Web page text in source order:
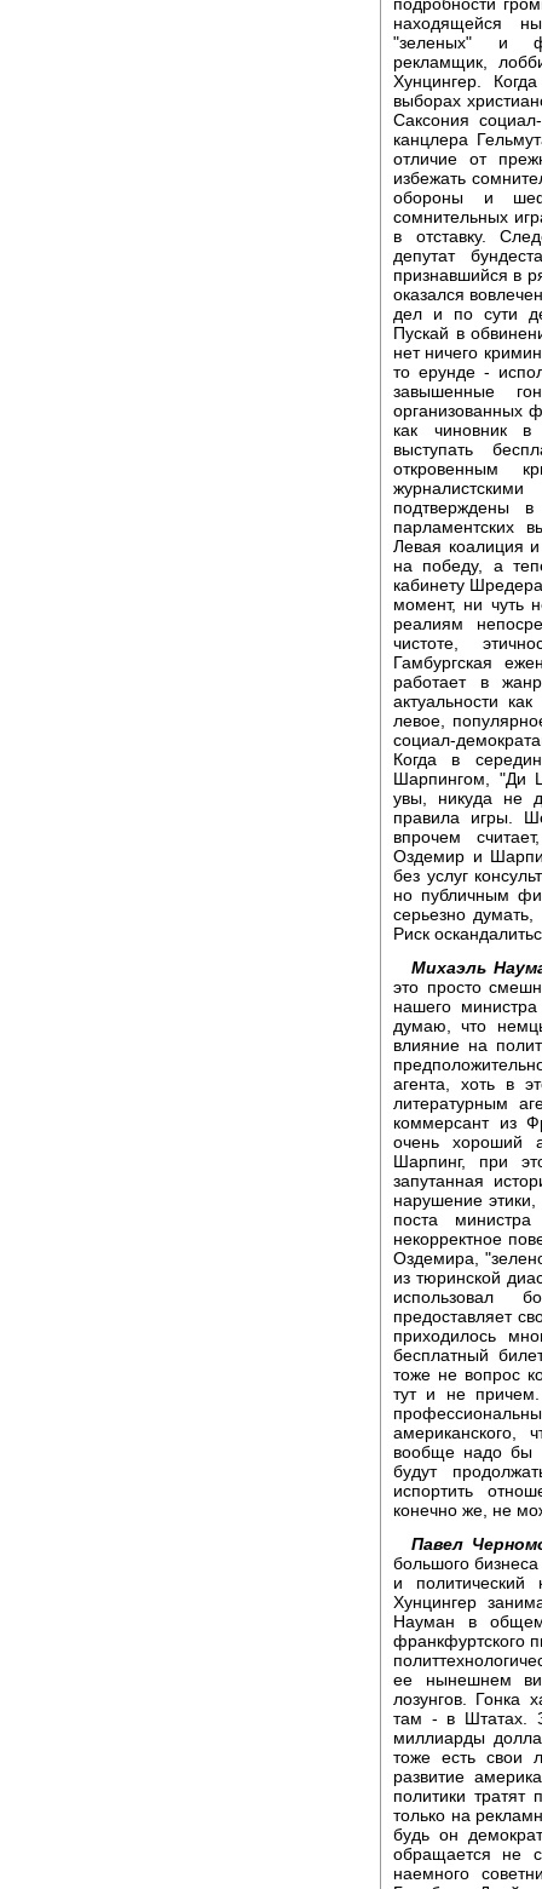
находящейся
"зеленых" и
рекламщик,
Хунцингер.
выборах
Саксония
канцлера
отличие от
избежать
обороны и
сомнительных
в отставку.
депутат
признавшийся в
оказался
дел и по сути
Пускай в
нет ничего
то ерунде -
завышенные
организованных
как чиновник в
выступать
откровенным
подтверждены
парламентских
Левая коалиция
на победу, а
кабинету
момент, ни чуть
реалиям
чистоте,
Гамбургская
работает в
актуальности
левое,
социал-
Когда в
Шарпингом, "Ди
увы, никуда не
правила игры.
впрочем
Оздемир и
без услуг
но публичным
серьезно
Риск
Михаэль
это просто
нашего
думаю, что
влияние на
агента, хоть в
литературным
коммерсант из
очень хороший
Шарпинг, при
запутанная
нарушение
поста
некорректное
Оздемира,
из тюринской
использовал
предоставляет
приходилось
бесплатный
тоже не вопрос
тут и не
американского,
вообще надо бы
будут
испортить
конечно же, не
Павел
большого
и политический
Хунцингер
Науман в
франкфуртского
ее нынешнем
лозунгов. Гонка
там - в Штатах.
миллиарды
тоже есть свои
развитие
политики
только на
будь он
обращается не
наемного